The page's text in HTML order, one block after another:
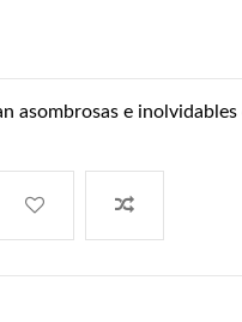
asombrosas e